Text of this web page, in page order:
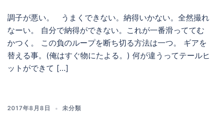
調子が悪い。 うまくできない。納得いかない。全然撮れ
なーい。 自分で納得ができない。これが一番滑っててむ
かつく。 この負のループを断ち切る方法は一つ。 ギアを
替える事。(俺はすぐ物にたよる。) 何が違うってテールヒ
ットができて […]
2017年8月8日 未分類